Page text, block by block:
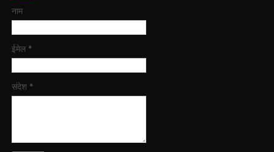
नाम
ईमेल *
संदेश *